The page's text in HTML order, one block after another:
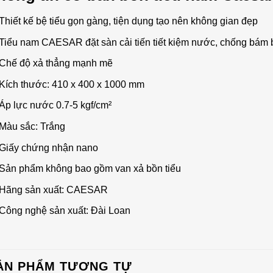
kế bệ tiểu gọn gàng, tiện dụng tạo nên không gian đẹp
nam CAESAR đặt sàn cải tiến tiết kiệm nước, chống bám
độ xả thẳng mạnh mẽ
thước: 410 x 400 x 1000 mm
lực nước 0.7-5 kgf/cm²
sắc: Trắng
chứng nhận nano
phẩm không bao gồm van xả bồn tiểu
sản xuất: CAESAR
nghệ sản xuất: Đài Loan
PHẨM TƯƠNG TỰ